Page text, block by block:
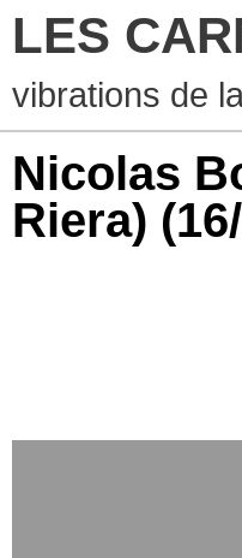
LES
vibrations de
Nicolas
Riera)